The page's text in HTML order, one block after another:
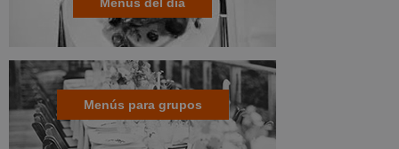
Menús para grupos